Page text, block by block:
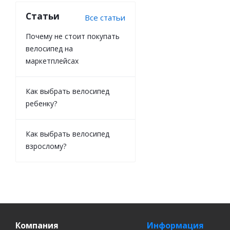
Статьи Все статьи
Почему не стоит покупать
велосипед на
маркетплейсах
Как выбрать велосипед
ребенку?
Как выбрать велосипед
взрослому?
Компания Информация